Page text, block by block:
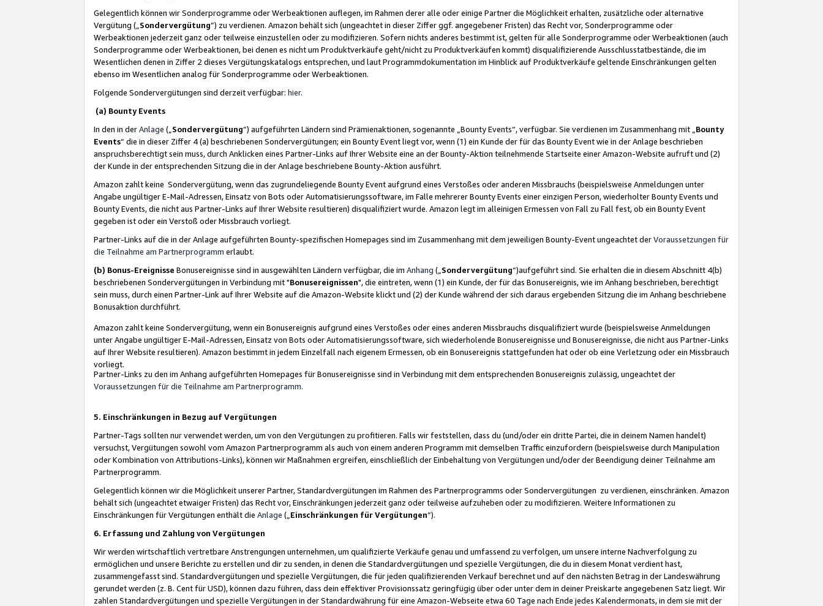
Gelegentlich können wir Sonderprogramme oder Werbeaktionen auflegen, im Rahmen derer alle oder einige Partner die Möglichkeit erhalten, zusätzliche oder alternative
Vergütung („ Sondervergütung”) zu verdienen. Amazon behält sich (ungeachtet in dieser Ziffer ggf. angegebener Fristen) das Recht vor, Sonderprogramme oder
Werbeaktionen jederzeit ganz oder teilweise einzustellen oder zu modifizieren. Sofern nichts anderes bestimmt ist, gelten für alle Sonderprogramme oder Werbeaktionen (auch
Sonderprogramme oder Werbeaktionen, bei denen es nicht um Produktverkäufe geht/nicht zu Produktverkäufen kommt) disqualifizierende Ausschlusstatbestände, die im
Wesentlichen denen in Ziffer 2 dieses Vergütungskatalogs entsprechen, und laut Programmdokumentation im Hinblick auf Produktverkäufe geltende Einschränkungen gelten
ebenso im Wesentlichen analog für Sonderprogramme oder Werbeaktionen.
Folgende Sondervergütungen sind derzeit verfügbar: hier.
(a) Bounty Events
In den in derAnlage („ Sondervergütung“) aufgeführten Ländern sind Prämienaktionen, sogenannte „Bounty Events“, verfügbar. Sie verdienen im Zusammenhang mit „ Bounty
Events“ die in dieser Ziffer 4 (a) beschriebenen Sondervergütungen; ein Bounty Event liegt vor, wenn (1) ein Kunde der für das Bounty Event wie in der Anlage beschrieben
anspruchsberechtigt sein muss, durch Anklicken eines Partner-Links auf Ihrer Website eine an der Bounty-Aktion teilnehmende Startseite einer Amazon-Website aufruft und (2)
der Kunde in der entsprechenden Sitzung die in der Anlage beschriebene Bounty-Aktion ausführt.
Amazon zahlt keine Sondervergütung, wenn das zugrundeliegende Bounty Event aufgrund eines Verstoßes oder anderen Missbrauchs (beispielsweise Anmeldungen unter
Angabe ungültiger E-Mail-Adressen, Einsatz von Bots oder Automatisierungssoftware, im Falle mehrerer Bounty Events einer einzigen Person, wiederholter Bounty Events und
Bounty Events, die nicht aus Partner-Links auf Ihrer Website resultieren) disqualifiziert wurde. Amazon legt im alleinigen Ermessen von Fall zu Fall fest, ob ein Bounty Event
gegeben ist oder ein Verstoß oder Missbrauch vorliegt.
Partner-Links auf die in der Anlage aufgeführten Bounty-spezifischen Homepages sind im Zusammenhang mit dem jeweiligen Bounty-Event ungeachtet derVoraussetzungen für
die Teilnahme am Partnerprogramm erlaubt.
(b) Bonus-Ereignisse Bonusereignisse sind in ausgewählten Ländern verfügbar, die im Anhang („ Sondervergütung“)aufgeführt sind. Sie erhalten die in diesem Abschnitt 4(b)
beschriebenen Sondervergütungen in Verbindung mit "Bonusereignissen", die eintreten, wenn (1) ein Kunde, der für das Bonusereignis, wie im Anhang beschrieben, berechtigt
sein muss, durch einen Partner-Link auf Ihrer Website auf die Amazon-Website klickt und (2) der Kunde während der sich daraus ergebenden Sitzung die im Anhang beschriebene
Bonusaktion durchführt.
Amazon zahlt keine Sondervergütung, wenn ein Bonusereignis aufgrund eines Verstoßes oder eines anderen Missbrauchs disqualifiziert wurde (beispielsweise Anmeldungen
unter Angabe ungültiger E-Mail-Adressen, Einsatz von Bots oder Automatisierungssoftware, sich wiederholende Bonusereignisse und Bonusereignisse, die nicht aus Partner-Links
auf Ihrer Website resultieren). Amazon bestimmt in jedem Einzelfall nach eigenem Ermessen, ob ein Bonusereignis stattgefunden hat oder ob eine Verletzung oder ein Missbrauch
vorliegt.
Partner-Links zu den im Anhang aufgeführten Homepages für Bonusereignisse sind in Verbindung mit dem entsprechenden Bonusereignis zulässig, ungeachtet der
Voraussetzungen für die Teilnahme am Partnerprogramm.
5. Einschränkungen in Bezug auf Vergütungen
Partner-Tags sollten nur verwendet werden, um von den Vergütungen zu profitieren. Falls wir feststellen, dass du (und/oder ein dritte Partei, die in deinem Namen handelt)
versuchst, Vergütungen sowohl vom Amazon Partnerprogramm als auch von einem anderen Programm mit demselben Traffic einzufordern (beispielsweise durch Manipulation
oder Kombination von Attributions-Links), können wir Maßnahmen ergreifen, einschließlich der Einbehaltung von Vergütungen und/oder der Beendigung deiner Teilnahme am
Partnerprogramm.
Gelegentlich können wir die Möglichkeit unserer Partner, Standardvergütungen im Rahmen des Partnerprogramms oder Sondervergütungen zu verdienen, einschränken. Amazon
behält sich (ungeachtet etwaiger Fristen) das Recht vor, Einschränkungen jederzeit ganz oder teilweise aufzuheben oder zu modifizieren. Weitere Informationen zu
Einschränkungen für Vergütungen enthält die Anlage („ Einschränkungen für Vergütungen“).
6. Erfassung und Zahlung von Vergütungen
Wir werden wirtschaftlich vertretbare Anstrengungen unternehmen, um qualifizierte Verkäufe genau und umfassend zu verfolgen, um unsere interne Nachverfolgung zu
ermöglichen und unsere Berichte zu erstellen und dir zu senden, in denen die Standardvergütungen und spezielle Vergütungen, die du in diesem Monat verdient hast,
zusammengefasst sind. Standardvergütungen und spezielle Vergütungen, die für jeden qualifizierenden Verkauf berechnet und auf den nächsten Betrag in der Landeswährung
gerundet werden (z. B. Cent für USD), können dazu führen, dass dein effektiver Provisionssatz geringfügig über oder unter dem in deiner Preiskarte angegebenen Satz liegt. Wir
zahlen Standardvergütungen und spezielle Vergütungen in der Standardwährung für eine Amazon-Webseite etwa 60 Tage nach Ende jedes Kalendermonats, in dem sie mit der